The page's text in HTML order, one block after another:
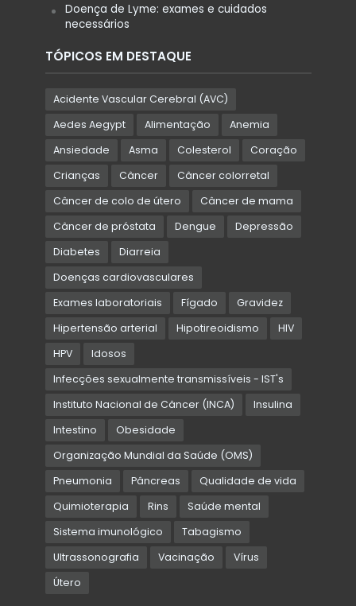
Doença de Lyme: exames e cuidados
necessários
TÓPICOS EM DESTAQUE
Acidente Vascular Cerebral (AVC)
Aedes Aegypt
Alimentação
Anemia
Ansiedade
Asma Colesterol
Coração
Crianças
Câncer
Câncer colorretal
Câncer de colo de útero
Câncer de mama
Câncer de próstata
Dengue
Depressão
Diabetes
Diarreia
Doenças cardiovasculares
Exames laboratoriais
Fígado
Gravidez
Hipertensão arterial
Hipotireoidismo
HIV
HPV
Idosos
Infecções sexualmente transmissíveis - IST's
Instituto Nacional de Câncer (INCA)
Insulina
Intestino
Obesidade
Organização Mundial da Saúde (OMS)
Pneumonia
Pâncreas
Qualidade de vida
Quimioterapia
Rins
Saúde mental
Sistema imunológico
Tabagismo
Ultrassonografia
Vacinação
Vírus
Útero